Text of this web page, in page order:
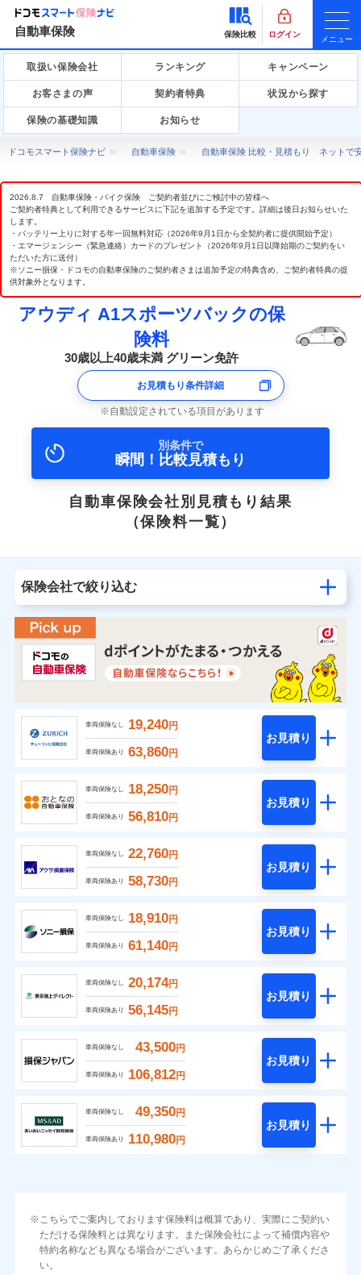
自動車保険 保険比較 ログイン
メニュー
取扱い保険会社 ランキング キャンペーン
お客さまの声 契約者特典 状況から探す
保険の基礎知識 お知らせ
ドコモスマート保険ナビ 自動車保険 自動車保険 比較・見積もり ネットで
2026.8.7 自動車保険・バイク保険 ご契約者並びにご検討中の皆様へ
ご契約者特典として利用できるサービスに下記を追加する予定です。詳細は後日お知らせいた
します。
・バッテリー上りに対する年一回無料対応（2026年9月1日から全契約者に提供開始予定）
・エマージェンシー（緊急連絡）カードのプレゼント（2026年9月1日以降始期のご契約をい
ただいた方に送付）
※ソニー損保・ドコモの自動車保険のご契約者さまは追加予定の特典含め、ご契約者特典の提
供対象外となります。
アウディ A1スポーツバックの保
険料
30歳以上40歳未満 グリーン免許
お見積もり条件詳細
自動設定されている項目があります
別条件で
瞬間！比較見積もり
自動車保険会社別見積もり結果
（保険料一覧）
保険会社で絞り込む
車両保険なし 19,240円
車両保険あり 63,860円
お見積り
車両保険なし 18,250円
車両保険あり 56,810円
お見積り
車両保険なし 22,760円
車両保険あり 58,730円
お見積り
車両保険なし 18,910円
車両保険あり 61,140円
お見積り
車両保険なし 20,174円
車両保険あり 56,145円
お見積り
車両保険なし 43,500円
車両保険あり 106,812円
お見積り
車両保険なし 49,350円
車両保険あり 110,980円
お見積り
こちらでご案内しております保険料は概算であり、実際にご契約い
ただける保険料とは異なります。また保険会社によって補償内容や
特約名称なども異なる場合がございます。あらかじめご了承くださ
い。